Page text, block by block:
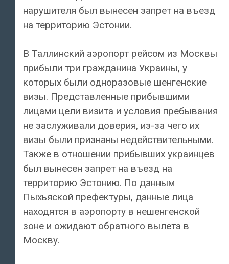
нарушителя был вынесен запрет на въезд
на территорию Эстонии.
В Таллинский аэропорт рейсом из Москвы
прибыли три гражданина Украины, у
которых были одноразовые шенгенские
визы. Представленные прибывшими
лицами цели визита и условия пребывания
не заслуживали доверия, из-за чего их
визы были признаны недействительными.
Также в отношении прибывших украинцев
был вынесен запрет на въезд на
территорию Эстонию. По данным
Пыхьяской префектуры, данные лица
находятся в аэропорту в нешенгенской
зоне и ожидают обратного вылета в
Москву.